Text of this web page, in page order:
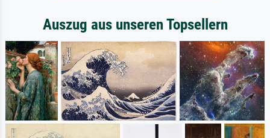
Auszug aus unseren Topsellern